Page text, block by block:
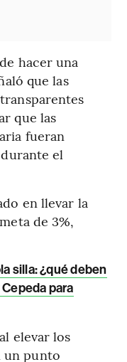
hacer una
que las
que las
fueran
el
en llevar la
de 3%,
silla: ¿qué deben
para
elevar los
un punto